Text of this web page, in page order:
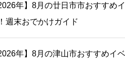
2026年】8月の廿日市市おすすめ
週末おでかけガイド
2026年】8月の津山市おすすめイ